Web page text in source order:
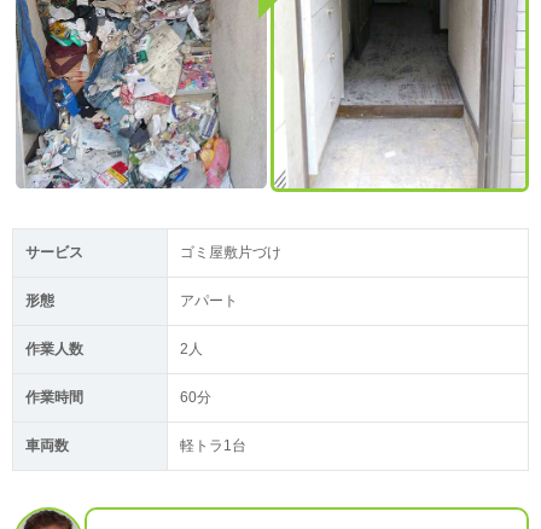
サービス ゴミ屋敷片づけ
形態 アパート
作業人数 2人
作業時間 60分
車両数 軽トラ1台